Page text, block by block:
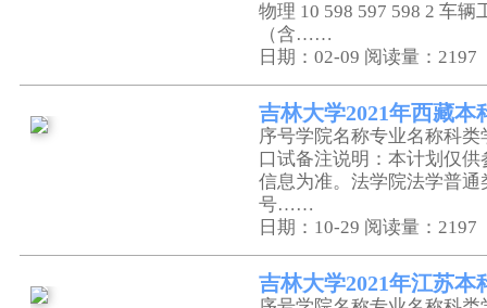
物理 10 598 597 598 2 车辆
（含……
日期：02-09 阅读量：2197
吉林大学2021年西藏本
序号学院名称专业名称科
口试备注说明：本计划仅
信息为准。法学院法学普
号……
日期：10-29 阅读量：2197
吉林大学2021年江苏本